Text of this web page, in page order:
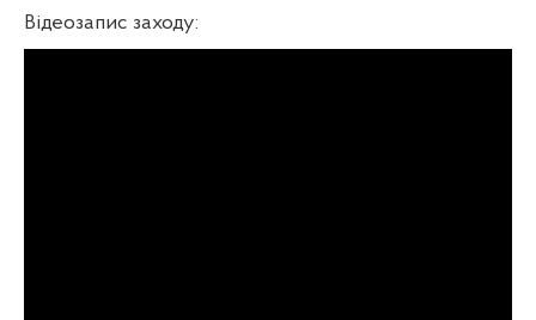
Відеозапис заходу: